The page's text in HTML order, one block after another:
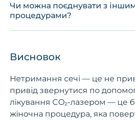
Чи можна поєднувати з
процедурами?
Висновок
Нетримання сечі — це не
привід звернутися по
лікування CO₂-лазером — це
жіночна процедура, яка